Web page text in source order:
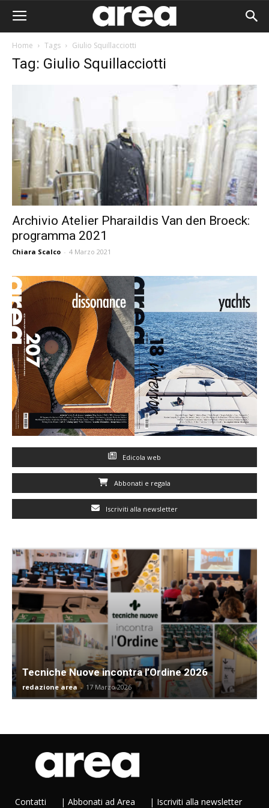
Home Tags Giulio Squillacciotti
Tag: Giulio Squillacciotti
Archivio Atelier Pharaildis Van den Broeck:
programma 2021
Chiara Scalco - 4 Marzo 2021
Edicola web
Abbonati e regala
Iscriviti alla newsletter
Tecniche Nuove incontra l’Ordine 2026
redazione area - 17 Marzo 2026
Contatti | Abbonati ad Area | Iscriviti alla newsletter